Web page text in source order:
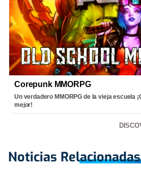
Corepunk MMORPG
Un verdadero MMORPG de la vieja escuela
mejor!
Noticias Relacionadas